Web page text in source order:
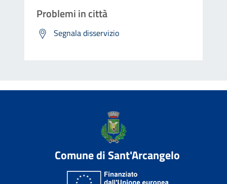
Problemi in città
Segnala disservizio
Comune di Sant'Arcangelo